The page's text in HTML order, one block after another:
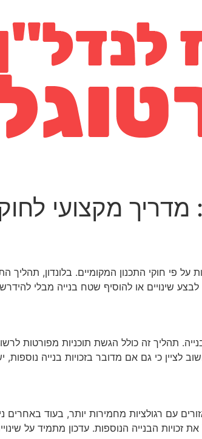
מדריך מקצועי
על פי חוקי התכנון המקומיים. בלונדון,
שינויים או להוסיף שטח בנייה מבלי
תהליך זה כולל הגשת תוכניות מפורטות
לציין כי גם אם מדובר בזכויות בנייה
עם רגולציות מחמירות יותר, בעוד באחרים
זכויות הבנייה הנוספות. עדכון מתמיד על